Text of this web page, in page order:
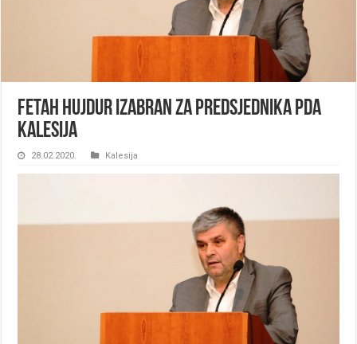
Fetah Hujdur izabran za predsjednika PDA
Kalesija
28.02.2020. Kalesija